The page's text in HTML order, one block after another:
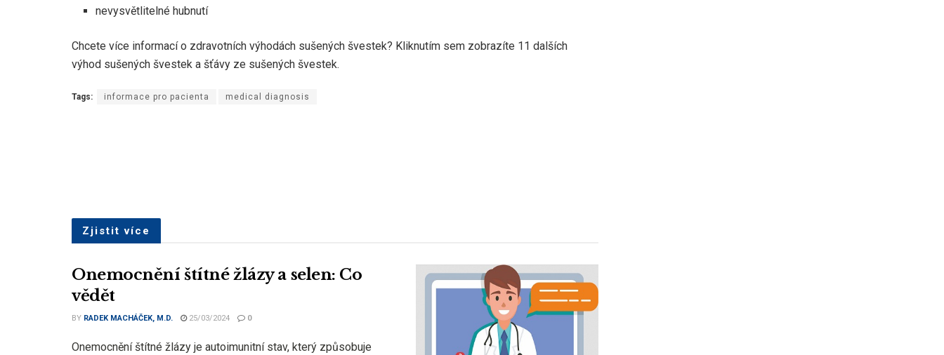
nevysvětlitelné hubnutí
Chcete více informací o zdravotních výhodách sušených švestek? Kliknutím sem zobrazíte 11 dalších
výhod sušených švestek a šťávy ze sušených švestek.
Tags: informace pro pacienta medical diagnosis
Zjistit více
Onemocnění štítné žlázy a selen: Co
vědět
BY RADEK MACHÁČEK, M.D. 25/03/2024 0
Onemocnění štítné žlázy je autoimunitní stav, který způsobuje